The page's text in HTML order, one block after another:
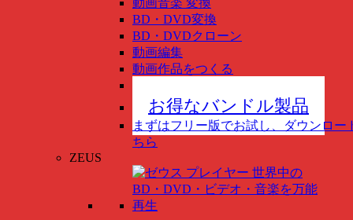
BD・DVD変換
BD・DVDクローン
動画編集
動画作品をつくる
お得なバンドル製品
まずはフリー版でお試し、ダウンロー
ちら
ZEUS